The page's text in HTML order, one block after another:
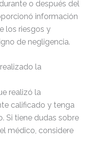
o después del
información
los riesgos y
de negligencia.
la
realizó la
calificado y tenga
Si tiene dudas sobre
médico, considere